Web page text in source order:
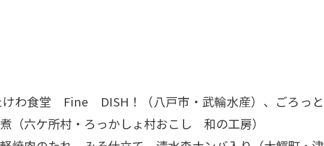
わ食堂 Fine DISH！（八戸市・武輪水産）、ごろっと
（六ケ所村・ろっかしょ村おこし 和の工房）